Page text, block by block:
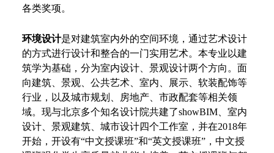
各类奖项。
环境设计是对建筑室内外的空间环境，通过艺术设计
的方式进行设计和整合的一门实用艺术。本专业以建
筑学为基础，分为室内设计、景观设计两个方向。面
向建筑、景观、公共艺术、室内、展示、软装配饰等
行业，以及城市规划、房地产、市政配套等相关领
域。现与北京多个知名设计院共建了showBIM、室内
设计、景观建筑、城市设计四个工作室，并在2018年
开始，开设有“中文授课班”和“英文授课班”，中文授